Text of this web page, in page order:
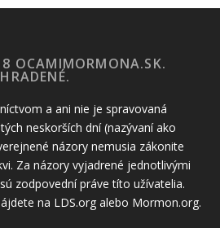
OCAMIMORMONA.SK.
a ani nie je spravovaná
neskorších dní (nazývaní ako
názory nemusia zákonite
Za názory vyjadrené jednotlivými
zodpovední práve títo užívatelia.
na LDS.org alebo Mormon.org.